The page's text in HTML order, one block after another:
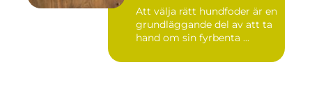
Att välja rätt hundfoder är en
grundläggande del av att ta
hand om sin fyrbenta ...